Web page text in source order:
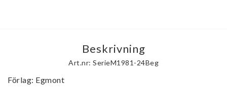
Beskrivning
Art.nr: SerieM1981-24Beg
Förlag: Egmont